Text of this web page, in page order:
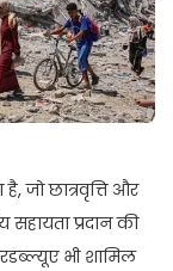
जो छात्रवृत्ति और
सहायता प्रदान की
भी शामिल